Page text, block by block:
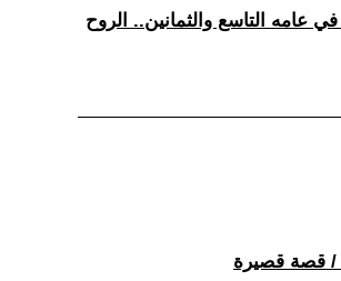
عامه التاسع والثمانين.. الروح